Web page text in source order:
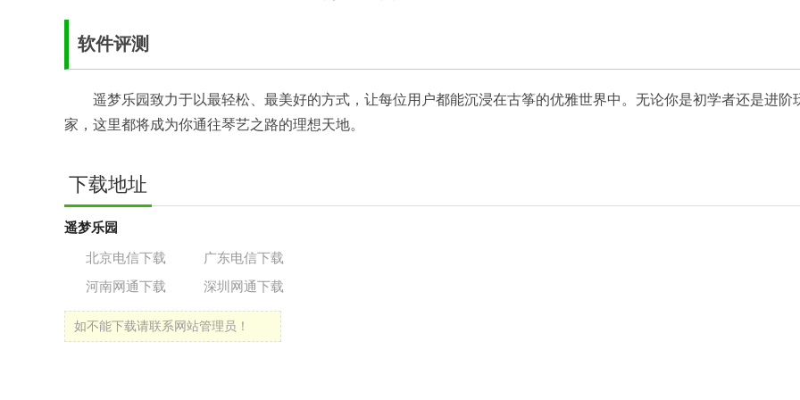
软件评测
遥梦乐园致力于以最轻松、最美好的方式，让每位用户都能沉浸在古筝的优雅世界中。无论你是初学者还是进阶
家，这里都将成为你通往琴艺之路的理想天地。
下载地址
遥梦乐园
北京电信下载
广东电信下载
河南网通下载
深圳网通下载
如不能下载请联系网站管理员！